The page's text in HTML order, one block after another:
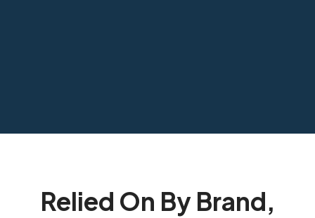
Relied On By Brand,